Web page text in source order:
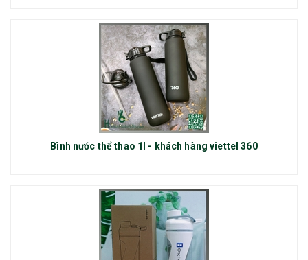
Bình nước thể thao 1l - khách hàng viettel 360